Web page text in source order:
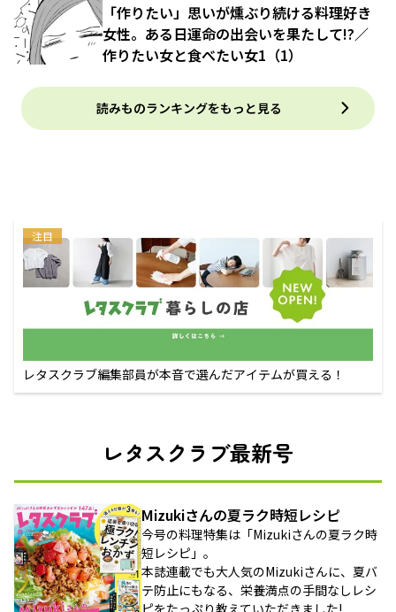
「作りたい」思いが燻ぶり続ける料理好き
女性。ある日運命の出会いを果たして!?／
作りたい女と食べたい女1（1）
読みものランキングをもっと見る
注目
レタスクラブ編集部員が本音で選んだアイテムが買える！
レタスクラブ最新号
Mizukiさんの夏ラク時短レシピ
今号の料理特集は「Mizukiさんの夏ラク時
短レシピ」。
本誌連載でも大人気のMizukiさんに、夏バ
テ防止にもなる、栄養満点の手間なしレシ
ピをたっぷり教えていただきました!